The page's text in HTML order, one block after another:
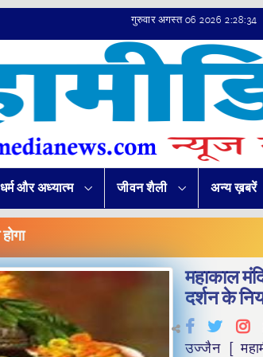
गुरुवार अगस्त 06 2026 2:28:35
धर्म और अध्यात्म जीवन शैली अन्य ख़बरें
महाकाल
दर्शन के
उज्जैन [